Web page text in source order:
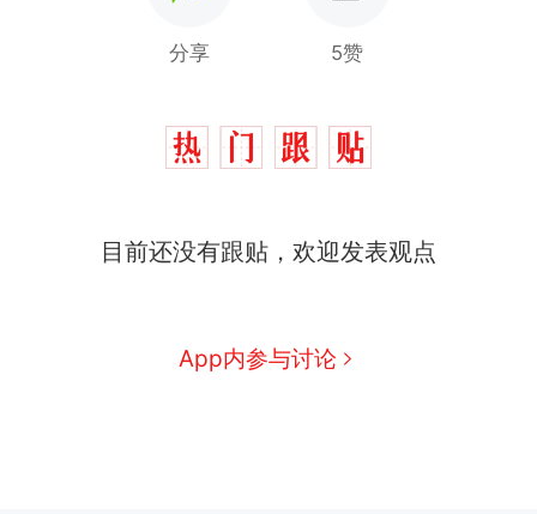
分享 5赞
目前还没有跟贴，欢迎发表观点
App内参与讨论